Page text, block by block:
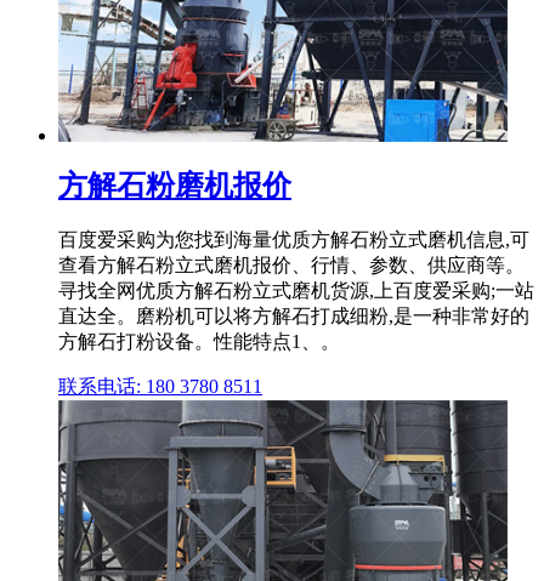
方解石粉磨机报价
百度爱采购为您找到海量优质方解石粉立式磨机信息,可
查看方解石粉立式磨机报价、行情、参数、供应商等。
寻找全网优质方解石粉立式磨机货源,上百度爱采购;一站
直达全。磨粉机可以将方解石打成细粉,是一种非常好的
方解石打粉设备。性能特点1、。
联系电话: 180 3780 8511